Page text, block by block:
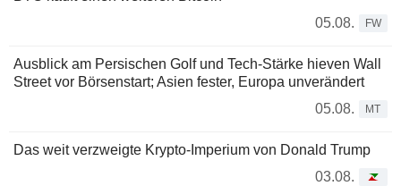
05.08.
FW
Ausblick am Persischen Golf und Tech-Stärke hieven Wall
Street vor Börsenstart; Asien fester, Europa unverändert
05.08.
MT
Das weit verzweigte Krypto-Imperium von Donald Trump
03.08.